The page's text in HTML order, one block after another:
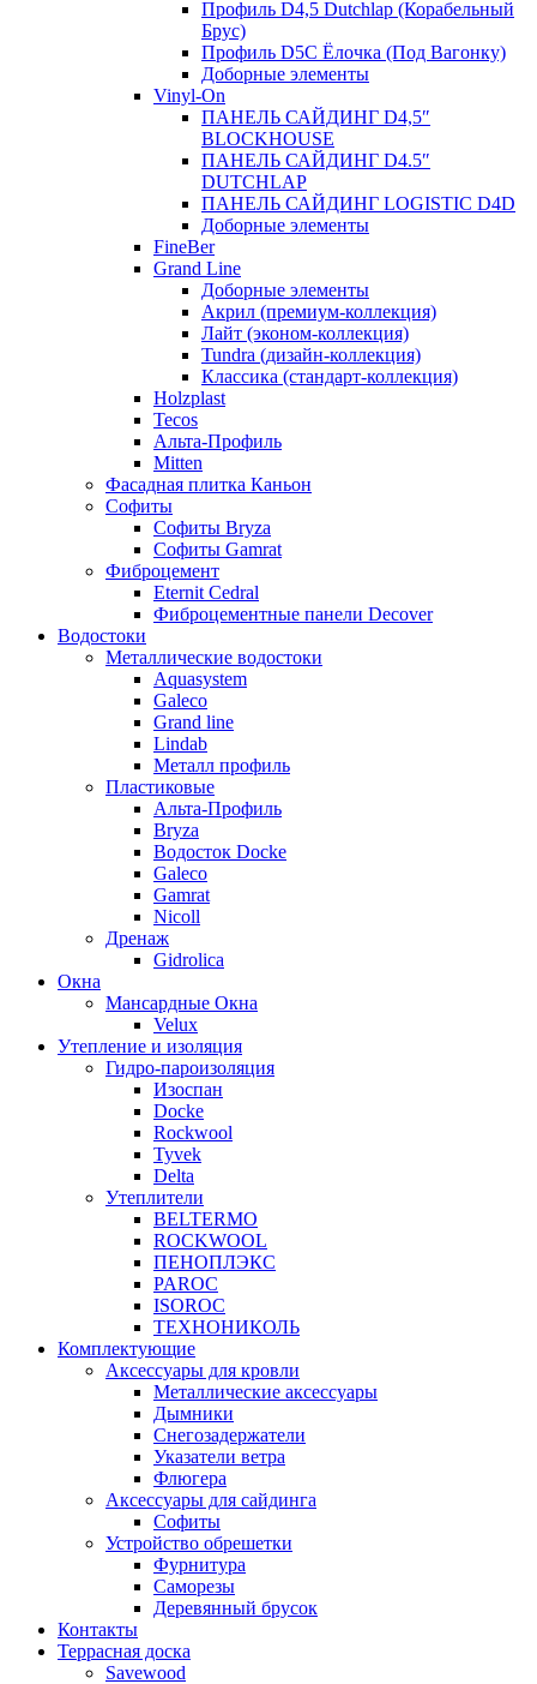
Профиль D4,5 Dutchlap (Корабельный
Брус)
Профиль D5C Ёлочка (Под Вагонку)
Доборные элементы
Vinyl-On
ПАНЕЛЬ САЙДИНГ D4,5″
BLOCKHOUSE
ПАНЕЛЬ САЙДИНГ D4.5″
DUTCHLAP
ПАНЕЛЬ САЙДИНГ LOGISTIC D4D
Доборные элементы
FineBer
Grand Line
Доборные элементы
Акрил (премиум-коллекция)
Лайт (эконом-коллекция)
Tundra (дизайн-коллекция)
Классика (стандарт-коллекция)
Holzplast
Tecos
Альта-Профиль
Mitten
Фасадная плитка Каньон
Софиты
Софиты Bryza
Софиты Gamrat
Фиброцемент
Eternit Cedral
Фиброцементные панели Decover
Водостоки
Металлические водостоки
Aquasystem
Galeco
Grand line
Lindab
Металл профиль
Пластиковые
Альта-Профиль
Bryza
Водосток Docke
Galeco
Gamrat
Nicoll
Дренаж
Gidrolica
Окна
Мансардные Окна
Velux
Утепление и изоляция
Гидро-пароизоляция
Изоспан
Docke
Rockwool
Tyvek
Delta
Утеплители
BELTERMO
ROCKWOOL
ПЕНОПЛЭКС
PAROC
ISOROC
ТЕХНОНИКОЛЬ
Комплектующие
Аксессуары для кровли
Металлические аксессуары
Дымники
Снегозадержатели
Указатели ветра
Флюгера
Аксессуары для сайдинга
Софиты
Устройство обрешетки
Фурнитура
Саморезы
Деревянный брусок
Контакты
Террасная доска
Savewood